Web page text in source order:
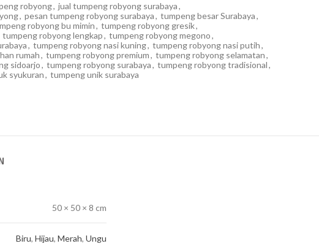
robyong, jual tumpeng robyong surabaya,
, pesan tumpeng robyong surabaya, tumpeng besar Surabaya,
robyong bu mimin, tumpeng robyong gresik,
tumpeng robyong lengkap, tumpeng robyong megono,
, tumpeng robyong nasi kuning, tumpeng robyong nasi putih,
rumah, tumpeng robyong premium, tumpeng robyong selamatan,
sidoarjo, tumpeng robyong surabaya, tumpeng robyong tradisional,
syukuran, tumpeng unik surabaya
50 × 50 × 8 cm
Biru, Hijau, Merah, Ungu